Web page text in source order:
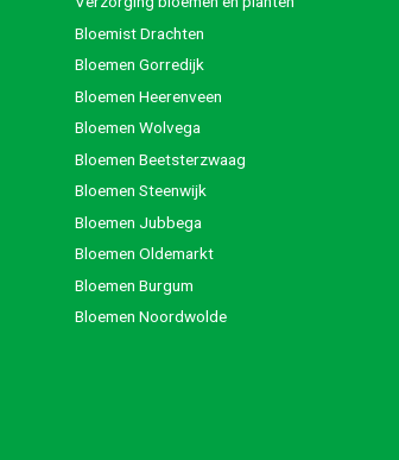
Bloemist Drachten
Bloemen Gorredijk
Bloemen Heerenveen
Bloemen Wolvega
Bloemen Beetsterzwaag
Bloemen Steenwijk
Bloemen Jubbega
Bloemen Oldemarkt
Bloemen Burgum
Bloemen Noordwolde